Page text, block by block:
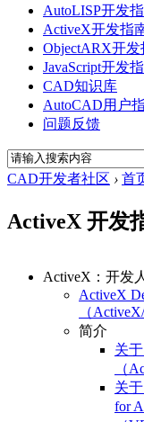
AutoLISP开发
ActiveX开发指
ObjectARX开发
JavaScript开发
CAD知识库
AutoCAD用户
问题反馈
CAD开发者社区 › 首
ActiveX 开发
ActiveX：开发
ActiveX
（
简介
关
（
关
for